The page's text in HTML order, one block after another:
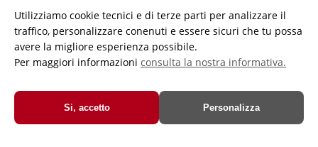
Informativa sull'utilizzo dei cookie
Personalizza
Cookies
Privacy Policy di Crescere Portiere
Crescere Portiere Asd-Ets - Via Brozzoni, 9 - 25125 Brescia - Italia -
© Crescere Portiere Asd-Ets
Utilizziamo cookie tecnici e di terze parti per analizzare il
traffico, personalizzare conenuti e essere sicuri che tu possa
avere la migliore esperienza possibile.
Per maggiori informazioni consulta la nostra informativa.
Si, accetto Personalizza